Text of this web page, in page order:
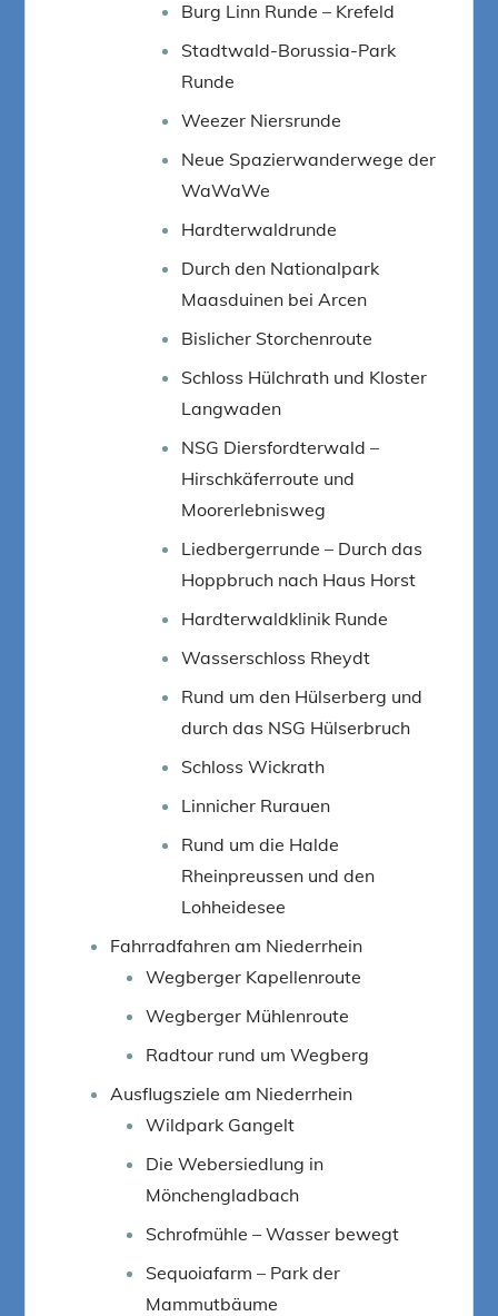
Burg Linn Runde – Krefeld
Stadtwald-Borussia-Park
Runde
Weezer Niersrunde
Neue Spazierwanderwege der
WaWaWe
Hardterwaldrunde
Durch den Nationalpark
Maasduinen bei Arcen
Bislicher Storchenroute
Schloss Hülchrath und Kloster
Langwaden
NSG Diersfordterwald –
Hirschkäferroute und
Moorerlebnisweg
Liedbergerrunde – Durch das
Hoppbruch nach Haus Horst
Hardterwaldklinik Runde
Wasserschloss Rheydt
Rund um den Hülserberg und
durch das NSG Hülserbruch
Schloss Wickrath
Linnicher Rurauen
Rund um die Halde
Rheinpreussen und den
Lohheidesee
Fahrradfahren am Niederrhein
Wegberger Kapellenroute
Wegberger Mühlenroute
Radtour rund um Wegberg
Ausflugsziele am Niederrhein
Wildpark Gangelt
Die Webersiedlung in
Mönchengladbach
Schrofmühle – Wasser bewegt
Sequoiafarm – Park der
Mammutbäume